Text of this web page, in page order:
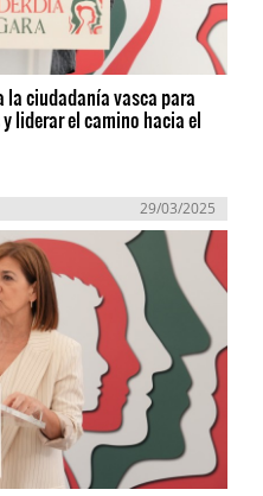
la ciudadanía vasca para
liderar el camino hacia el
29/03/2025